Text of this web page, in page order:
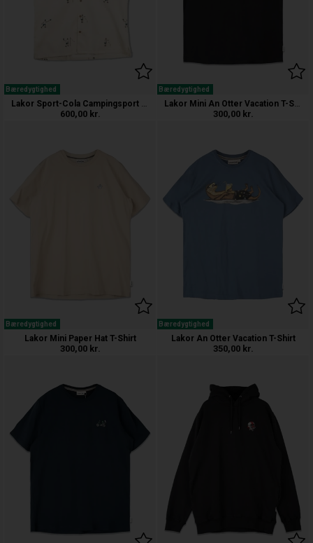
Bæredygtighed
600,00 kr.
Bæredygtighed
300,00 kr.
Bæredygtighed
Lakor Mini Paper Hat T-Shirt
300,00 kr.
Bæredygtighed
Lakor An Otter Vacation T-Shirt
350,00 kr.